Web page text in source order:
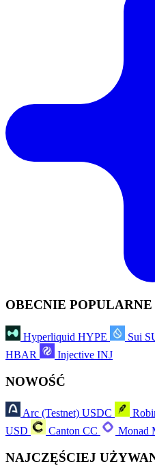
OBECNIE POPULARNE
Hyperliquid HYPE Sui
HBAR
Injective INJ
NOWOŚĆ
Arc (Testnet) USDC
USD
Canton CC Monad
NAJCZĘŚCIEJ